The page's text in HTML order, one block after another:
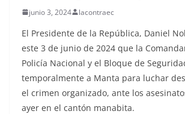
junio 3, 2024 lacontraec
El Presidente de la República, Daniel
este 3 de junio de 2024 que la
Policía Nacional y el Bloque de
temporalmente a Manta para luchar
el crimen organizado, ante los
ayer en el cantón manabita.